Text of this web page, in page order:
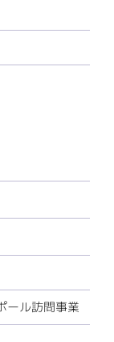
ール訪問事業